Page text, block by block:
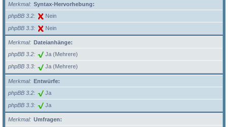
Merkmal
Syntax-Hervorhebung:
phpBB 3.2
Nein
phpBB 3.3 Nein
Merkmal
Dateianhänge:
phpBB 3.2
Ja (Mehrere)
phpBB 3.3 Ja (Mehrere)
Merkmal
Entwürfe:
phpBB 3.2
Ja
phpBB 3.3 Ja
Merkmal
Umfragen: